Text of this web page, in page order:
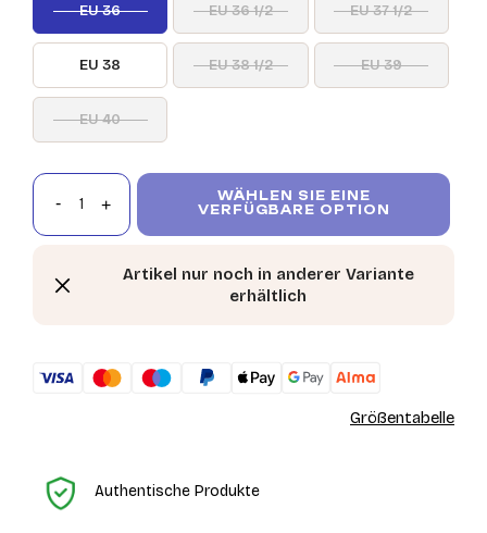
EU 36 EU 36 1/2 EU 37 1/2
EU 38 EU 38 1/2 EU 39
EU 40
WÄHLEN SIE EINE
VERFÜGBARE OPTION
Artikel nur noch in anderer Variante
erhältlich
Größentabelle
Authentische Produkte